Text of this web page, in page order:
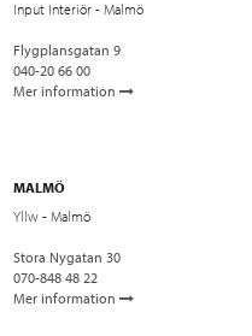
Input Interiör - Malmö
Flygplansgatan 9
040-20 66 00
Mer information
MALMÖ
Yllw - Malmö
Stora Nygatan 30
070-848 48 22
Mer information